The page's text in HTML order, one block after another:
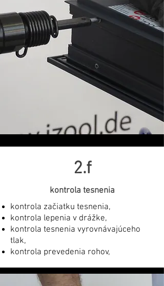
2.f
kontrola tesnenia
kontrola začiatku tesnenia,
kontrola lepenia v drážke,
kontrola tesnenia vyrovnávajúceho
tlak,
kontrola prevedenia rohov,